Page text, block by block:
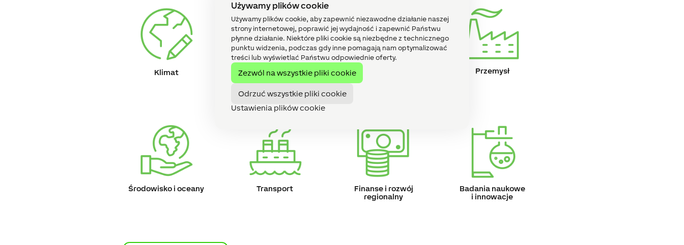
Używamy plików cookie
Używamy plików cookie, aby zapewnić niezawodne działanie naszej
strony internetowej, poprawić jej wydajność i zapewnić Państwu
płynne działanie. Niektóre pliki cookie są niezbędne z technicznego
punktu widzenia, podczas gdy inne pomagają nam optymalizować
treści lub wyświetlać Państwu odpowiednie oferty.
Zezwól na wszystkie pliki cookie
Odrzuć wszystkie pliki cookie
Ustawienia plików cookie
Klimat Energia Przemysł
Środowisko i oceany Transport
Finanse i rozwój
regionalny
Badania naukowe
i innowacje